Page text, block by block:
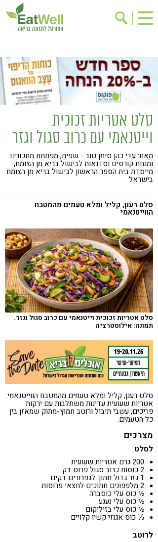
בישול בריא
אינדקס עסקים
ריפוי ומניעת מחלות
בריאות האישה
מתכוני בריאות
אירועים
שינוי תזונתי
גישות בתזונה
דיאטה
ניקוי רעלים
מזונות על
ילדים
הפרעות קשב & ריכוז
אכילה רגשית
רגישות לגלוטן
קורונה
טבעונות
סלט אטריות זכוכית
וייטנאמי עם כרוב סגול וגזר
מאת: עדי כהן סימן טוב - שפית, מפתחת מתכונים
ומנחת קורסים וסדנאות לבישול בריא מן הצומח,
מייסדת בית הספר הראשון לבישול בריא מן הצומח
בישראל
סלט רענן, קליל ומלא טעמים מהמטבח
הווייטנאמי
סלט אטריות זכוכית וייטנאמי עם כרוב סגול וגזר.
תמונה: אילוסטרציה
סלט רענן, קליל ומלא טעמים מהמטבח הווייטנאמי.
אטריות שעועית עדינות משתלבות עם ירקות
פריכים, עשבי תיבול ורוטב חמוץ-מתוק שמאזן בין
כל הטעמים.
מצרכים
לסלט
200 גרם אטריות שעועית
2 כוסות כרוב סגול פרוס דק
1 גזר גדול חתוך לגפרורים דקים
2 מלפפונים חתוכים לחצאי פרוסות
½ כוס עלי כוסברה
½ כוס עלי נענע
½ כוס עלי בזיליקום
⅓ כוס אגוזי קשיו קלויים
לרוטב